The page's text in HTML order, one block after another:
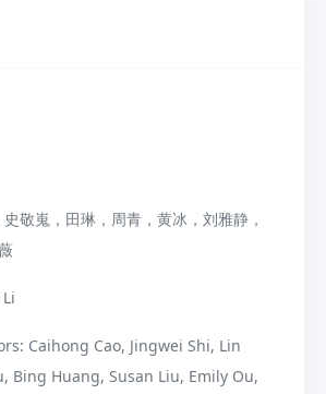
敬嵬，田琳，周青，黄冰，刘雅静，
Caihong Cao, Jingwei Shi, Lin
Bing Huang, Susan Liu, Emily Ou,